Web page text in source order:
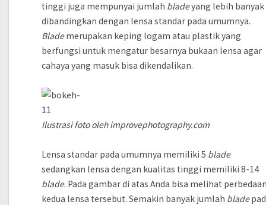
tinggi juga mempunyai jumlah bladeyang lebih banyak
dibandingkan dengan lensa standar pada umumnya.
Blademerupakan keping logam atau plastik yang
berfungsi untuk mengatur besarnya bukaan lensa agar
cahaya yang masuk bisa dikendalikan.
Ilustrasi foto oleh improvephotography.com
Lensa standar pada umumnya memiliki 5 blade
sedangkan lensa dengan kualitas tinggi memiliki 8-14
blade. Pada gambar di atas Anda bisa melihat
kedua lensa tersebut. Semakin banyak jumlah blade